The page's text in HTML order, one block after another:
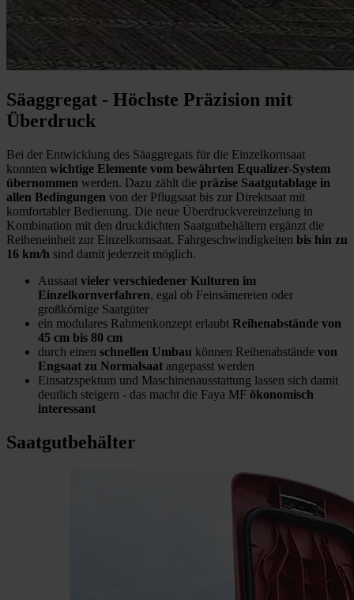
Säaggregat - Höchste Präzision mit
Überdruck
Bei der Entwicklung des Säaggregats für die Einzelkornsaat
konnten wichtige Elemente vom bewährten Equalizer-System
übernommen werden. Dazu zählt die präzise Saatgutablage in
allen Bedingungen von der Pflugsaat bis zur Direktsaat mit
komfortabler Bedienung. Die neue Überdruckvereinzelung in
Kombination mit den druckdichten Saatgutbehältern ergänzt die
Reiheneinheit zur Einzelkornsaat. Fahrgeschwindigkeiten bis hin zu
16 km/h sind damit jederzeit möglich.
Aussaat vieler verschiedener Kulturen im
Einzelkornverfahren, egal ob Feinsämereien oder
großkörnige Saatgüter
ein modulares Rahmenkonzept erlaubt Reihenabstände von
45 cm bis 80 cm
durch einen schnellen Umbau können Reihenabstände von
Engsaat zu Normalsaat angepasst werden
Einsatzspektum und Maschinenausstattung lassen sich damit
deutlich steigern - das macht die Faya MF ökonomisch
interessant
Saatgutbehälter